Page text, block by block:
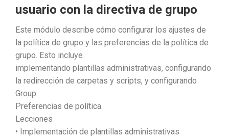
usuario con la directiva de grupo
Este módulo describe cómo configurar los ajustes de
la política de grupo y las preferencias de la política de
grupo. Esto incluye
implementando plantillas administrativas, configurando
la redirección de carpetas y scripts, y configurando
Group
Preferencias de política.
Lecciones
• Implementación de plantillas administrativas